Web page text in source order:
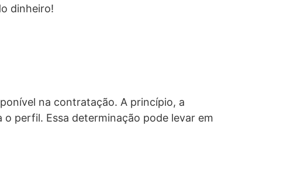
dinheiro!
na contratação. A princípio, a
perfil. Essa determinação pode levar em